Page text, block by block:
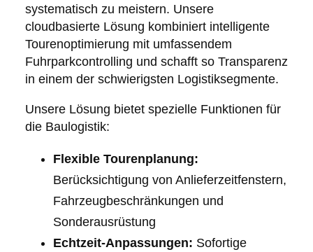
systematisch zu meistern. Unsere
cloudbasierte Lösung kombiniert intelligente
Tourenoptimierung mit umfassendem
Fuhrparkcontrolling und schafft so Transparenz
in einem der schwierigsten Logistiksegmente.
Unsere Lösung bietet spezielle Funktionen für
die Baulogistik:
Flexible Tourenplanung:
Berücksichtigung von Anlieferzeitfenstern,
Fahrzeugbeschränkungen und
Sonderausrüstung
Echtzeit-Anpassungen: Sofortige